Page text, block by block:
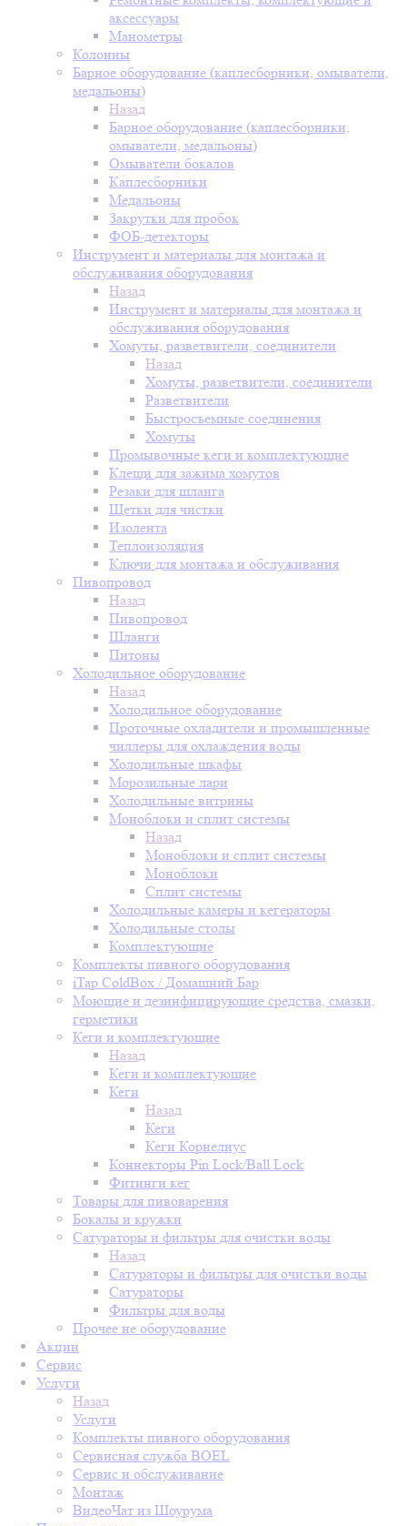
аксессуары
Манометры
Колонны
Барное оборудование (каплесборники, омыватели,
медальоны)
Назад
Барное оборудование (каплесборники,
омыватели, медальоны)
Омыватели бокалов
Каплесборники
Медальоны
Закрутки для пробок
ФОБ-детекторы
Инструмент и материалы для монтажа и
обслуживания оборудования
Назад
Инструмент и материалы для монтажа и
обслуживания оборудования
Хомуты, разветвители, соединители
Назад
Хомуты, разветвители, соединители
Разветвители
Быстросъемные соединения
Хомуты
Промывочные кеги и комплектующие
Клещи для зажима хомутов
Резаки для шланга
Щетки для чистки
Изолента
Теплоизоляция
Ключи для монтажа и обслуживания
Пивопровод
Назад
Пивопровод
Шланги
Питоны
Холодильное оборудование
Назад
Холодильное оборудование
Проточные охладители и промышленные
чиллеры для охлаждения воды
Холодильные шкафы
Морозильные лари
Холодильные витрины
Моноблоки и сплит системы
Назад
Моноблоки и сплит системы
Моноблоки
Сплит системы
Холодильные камеры и кегераторы
Холодильные столы
Комплектующие
Комплекты пивного оборудования
iTap ColdBox / Домашний Бар
Моющие и дезинфицирующие средства, смазки,
герметики
Кеги и комплектующие
Назад
Кеги и комплектующие
Кеги
Назад
Кеги
Кеги Корнелиус
Коннекторы Pin Lock/Ball Lock
Фитинги кег
Товары для пивоварения
Бокалы и кружки
Сатураторы и фильтры для очистки воды
Назад
Сатураторы и фильтры для очистки воды
Сатураторы
Фильтры для воды
Прочее не оборудование
Акции
Сервис
Услуги
Назад
Услуги
Комплекты пивного оборудования
Сервисная служба BOEL
Сервис и обслуживание
Монтаж
ВидеоЧат из Шоурума